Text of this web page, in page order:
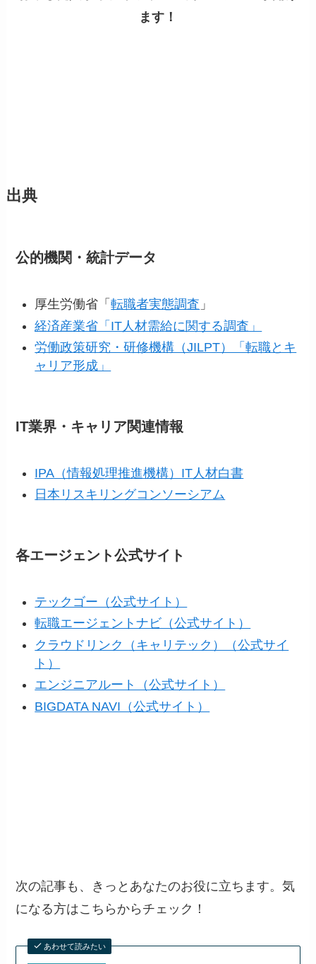
ます！
出典
公的機関・統計データ
厚生労働省「転職者実態調査 」
経済産業省「IT人材需給に関する調査」
労働政策研究・研修機構（JILPT）「転職とキ
ャリア形成」
IT業界・キャリア関連情報
IPA（情報処理推進機構）IT人材白書
日本リスキリングコンソーシアム
各エージェント公式サイト
テックゴー（公式サイト）
転職エージェントナビ（公式サイト）
クラウドリンク（キャリテック）（公式サイ
ト）
エンジニアルート（公式サイト）
BIGDATA NAVI（公式サイト）
次の記事も、きっとあなたのお役に立ちます。気
になる方はこちらからチェック！
あわせて読みたい